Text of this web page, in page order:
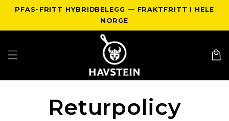
tilPFAS-FRITT HYBRIDBELEGG — FRAKTFRITT I HELE
NORGE
Returpolicy